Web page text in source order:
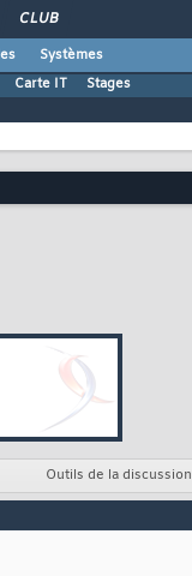
CLUB
Systèmes
Carte IT Stages
Outils de la discussion